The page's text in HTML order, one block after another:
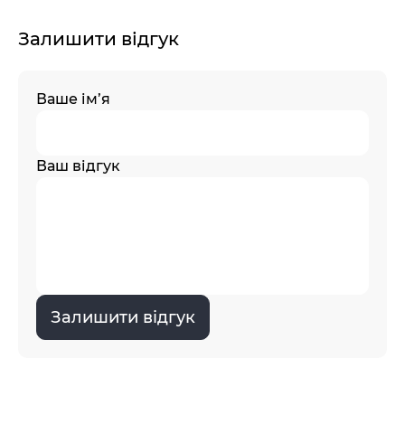
Залишити відгук
Ваше ім’я
Ваш відгук
Залишити відгук